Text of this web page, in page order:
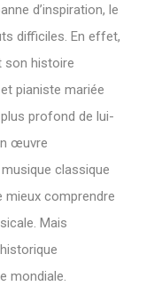
d’inspiration, le
difficiles. En effet,
son histoire
pianiste mariée
profond de lui-
œuvre
classique
mieux comprendre
Mais
mondiale.